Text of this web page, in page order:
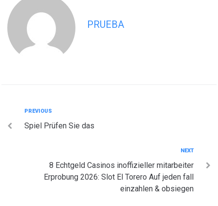
PRUEBA
Navegación
de
Previous
PREVIOUS
Spiel Prüfen Sie das
NEXT
8 Echtgeld Casinos inoffizieller mitarbeiter
Erprobung 2026: Slot El Torero Auf jeden fall
einzahlen & obsiegen